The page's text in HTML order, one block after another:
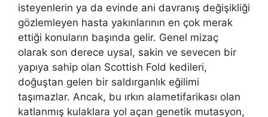
isteyenlerin ya da evinde ani davranış değişikliği
gözlemleyen hasta yakınlarının en çok merak
ettiği konuların başında gelir. Genel mizaç
olarak son derece uysal, sakin ve sevecen bir
yapıya sahip olan Scottish Fold kedileri,
doğuştan gelen bir saldırganlık eğilimi
taşımazlar. Ancak, bu ırkın alametifarikası olan
katlanmış kulaklara yol açan genetik mutasyon,